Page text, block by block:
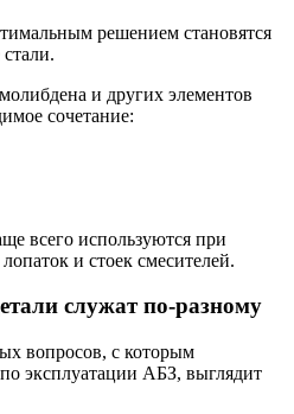
решением становятся
и других элементов
сочетание:
всего используются при
и стоек смесителей.
служат по-разному
вопросов, с которым
эксплуатации АБЗ, выглядит